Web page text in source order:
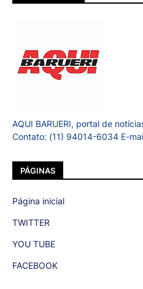
AQUI BARUERI, portal de
Contato: (11) 94014-6034 E-
PÁGINAS
Página inicial
TWITTER
YOU TUBE
FACEBOOK